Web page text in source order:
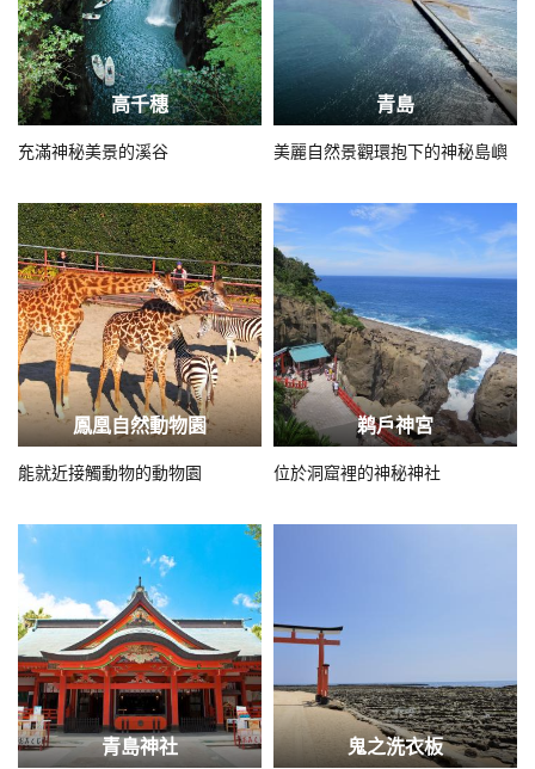
高千穗
充滿神秘美景的溪谷
青島
美麗自然景觀環抱下的神秘島嶼
鳳凰自然動物園
能就近接觸動物的動物園
鹈戶神宮
位於洞窟裡的神秘神社
青島神社 鬼之洗衣板